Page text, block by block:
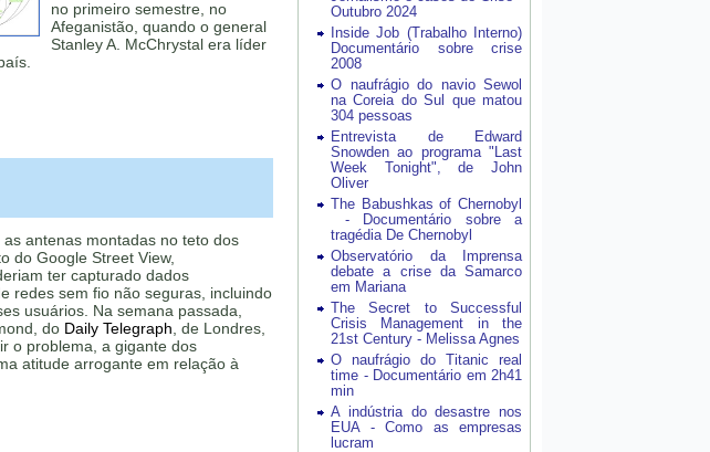
no primeiro semestre, no
Afeganistão, quando o general
Stanley A. McChrystal era líder
antenas montadas no teto dos
do Google Street View,
ter capturado dados
redes sem fio não seguras, incluindo
usuários. Na semana passada,
do Daily Telegraph , de Londres,
o problema, a gigante dos
atitude arrogante em relação à
Outubro 2024
Inside Job (Trabalho Interno)
Documentário sobre crise
2008
O naufrágio do navio Sewol
na Coreia do Sul que matou
304 pessoas
Entrevista de Edward
Snowden ao programa "Last
Week Tonight", de John
Oliver
The Babushkas of Chernobyl
- Documentário sobre a
tragédia De Chernobyl
Observatório da Imprensa
debate a crise da Samarco
em Mariana
The Secret to Successful
Crisis Management in the
21st Century - Melissa Agnes
O naufrágio do Titanic real
time - Documentário em 2h41
min
A indústria do desastre nos
EUA - Como as empresas
lucram